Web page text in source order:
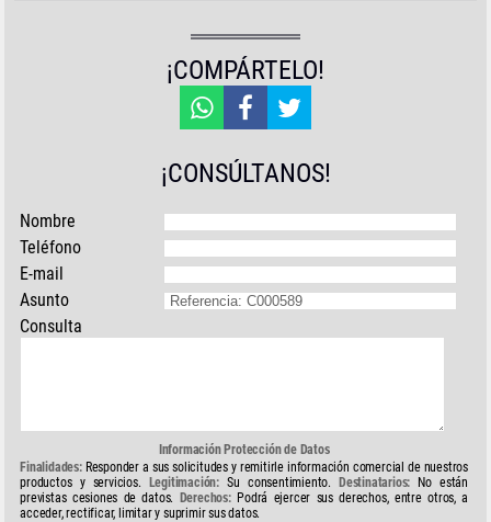
¡COMPÁRTELO!
¡CONSÚLTANOS!
Nombre
Teléfono
E-mail
Asunto
Consulta
Información Protección de Datos
Finalidades:Responder a sus solicitudes y remitirle información comercial de nuestros
productos y servicios.
Legitimación: Su consentimiento. Destinatarios: No están
previstas cesiones de datos.
Derechos:Podrá ejercer sus derechos, entre otros, a
acceder, rectificar, limitar y suprimir sus datos.